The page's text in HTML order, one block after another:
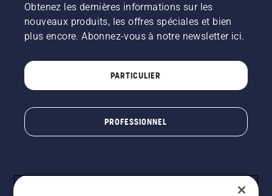
Obtenez les dernières informations sur les
nouveaux produits, les offres spéciales et bien
plus encore. Abonnez-vous à notre newsletter ici.
PARTICULIER
PROFESSIONNEL